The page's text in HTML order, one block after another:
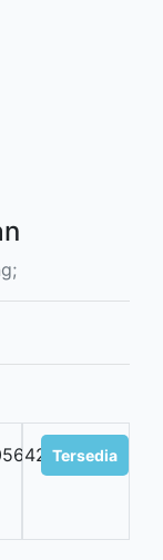
Tersedia